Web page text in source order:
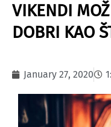
VIKENDI
DOBRI KAO
January 27, 2020